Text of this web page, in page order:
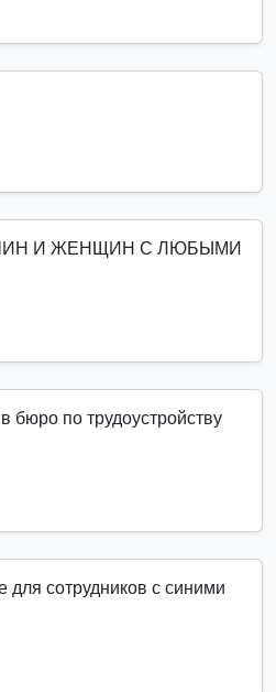
И ЖЕНЩИН С ЛЮБЫМИ
бюро по трудоустройству
сотрудников с синими